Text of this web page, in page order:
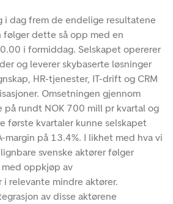
i dag frem de endelige resultatene
dette så opp med en
i formiddag. Selskapet opererer
og leverer skybaserte løsninger
HR-tjenester, IT-drift og CRM
Omsetningen gjennom
rundt NOK 700 mill pr kvartal og
første kvartaler kunne selskapet
margin på 13.4%. I likhet med hva vi
svenske aktører følger
oppkjøp av
relevante mindre aktører.
av disse aktørene